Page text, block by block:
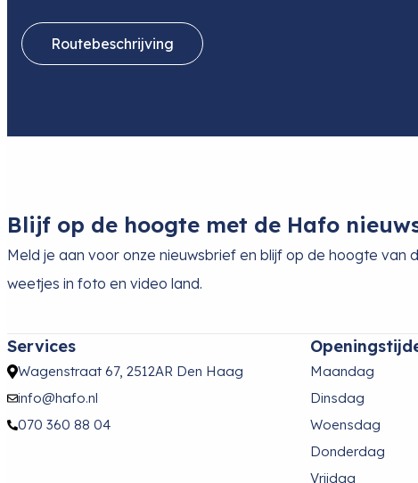
Routebeschrijving
Blijf op de hoogte met de Hafo
Meld je aan voor onze nieuwsbrief en blijf op de hoogte van
weetjes in foto en video land.
Services
Wagenstraat 67, 2512AR Den Haag
info@hafo.nl
070 360 88 04
Maandag
Dinsdag
Woensdag
Donderdag
Vrijdag